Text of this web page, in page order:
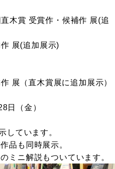
木賞 受賞作・候補作 展(追
展(追加展示)
展（直木賞展に追加展示）
日（金）
しています。
品も同時展示。
ミニ解説もついています。